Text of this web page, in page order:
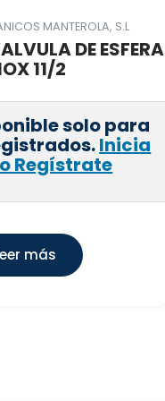
MANTEROLA, S.L
DE ESFERA
11/2
solo para
Inicia
Regístrate
más